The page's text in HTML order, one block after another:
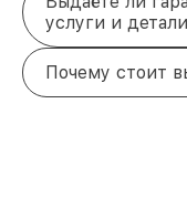
услуги и
Почему стоит